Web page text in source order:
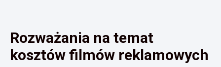
Rozważania na temat
kosztów filmów reklamowych